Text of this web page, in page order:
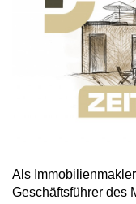
Als
Geschäftsführer des